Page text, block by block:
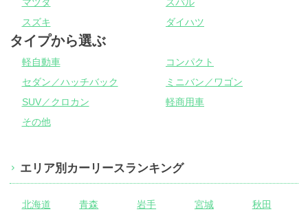
スズキ
ダイハツ
タイプから選ぶ
軽自動車
コンパクト
セダン／ハッチバック
ミニバン／ワゴン
SUV／クロカン
軽商用車
その他
エリア別カーリースランキング
北海道 青森 岩手 宮城
秋田